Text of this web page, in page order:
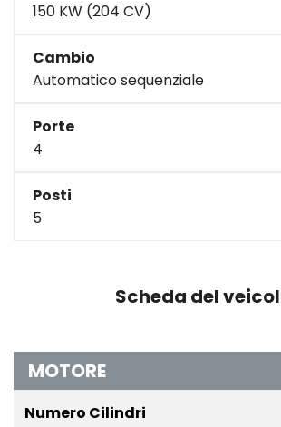
150 KW (204 CV)
Cambio
Automatico sequenziale
Porte
4
Posti
5
Scheda del
MOTORE
Numero Cilindri